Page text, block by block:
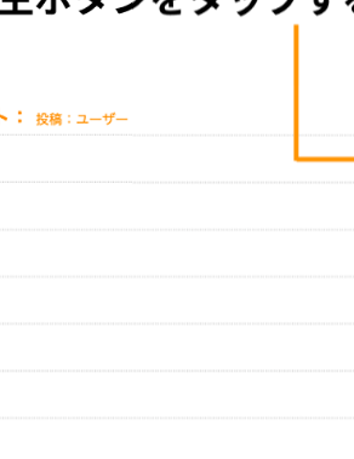
性は保証されませんので、あらかじめご了承ください。
する歌詞サイト「
をプレイリストにして保存する